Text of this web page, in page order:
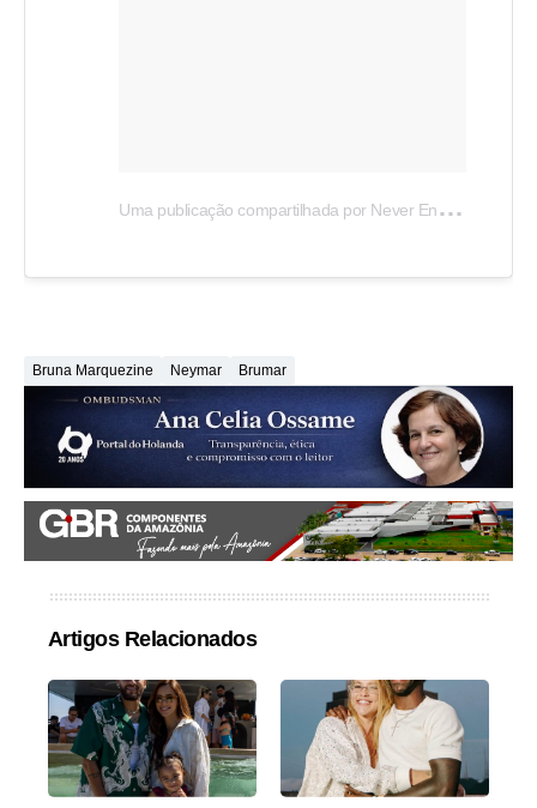
U
ma publicação compartilhada por Never Ending Love (@worldofbrumar)
Bruna Marquezine Neymar Brumar
Artigos Relacionados